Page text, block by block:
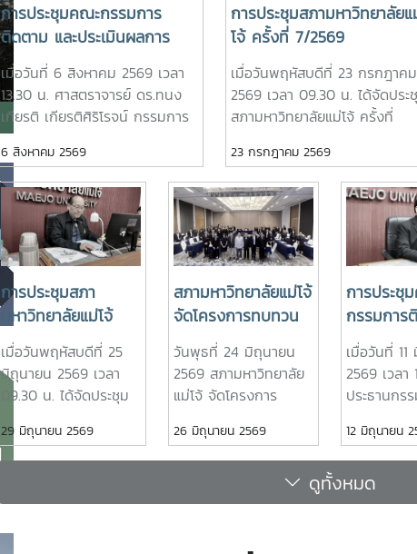
การประชุมคณะกรรมการ
ติดตาม และประเมินผลการ
ปฏิบัติหน้าที่ของหัวหน้าส่วน
งาน ประจำปีงบประมาณ พ.ศ.
2569 ครั้งที่ 3/2569
เมื่อวันที่ 6 สิงหาคม 2569 เวลา
13.30 น. ศาสตราจารย์ ดร.ทนง
เกียรติ เกียรติศิริโรจน์ กรรมการ
สภามหาวิทยาลัยผู้ทรงคุณวุฒิ ใน
ฐานะประธานกรรมการติดตามและ
ประเมินผลการปฏิบัติหน้าที่ของ
หัวหน้าส่วนงาน ประจำ
ปีงบประมาณ พ.ศ. 2569 เป็น
ประธานการประชุมคณะกรรมการ
ติดตามและประเมินผลการปฏิบัติ
หน้าที่ของหัวหน้าส่วนงาน ครั้งที่
3/2569 ณ ห้องประชุมสภา
สำนักงานมหาวิทยาลัย 2
มหาวิทยาลัยแม่โจ้ ในการประชุม
ครั้งนี้ มีคณะกรรมการเข้าร่วม
ประชุม ประกอบด้วย ผู้ช่วย
ศาสตราจารย์ ดร.สุริยจรัส เตชะ
ตันมีนสกุล รองอธิการบดี (ผู้แทน
ดร.ชนาพร ขันธบุตร รอง
ศาสตราจารย์ ว่าที่ร้อยตรี
6 สิงหาคม 2569
การประชุมสภามหาวิทยาลัย
โจ้ ครั้งที่ 7/2569
เมื่อวันพฤหัสบดีที่ 23 กรกฎาคม
2569 เวลา 09.30 น. ได้จัดประ
สภามหาวิทยาลัยแม่โจ้ ครั้งที่
ดร.เทพ พงษ์พานิช นายกสภา
มหาวิทยาลัยแม่โจ้ เป็นประธานที่
ประชุม ณ ห้องประชุมสภา
มหาวิทยาลัย ชั้น 5 อาคาร
สำนักงานมหาวิทยาลัย 2
มหาวิทยาลัยแม่โจ้ และจัดประชุม
ออนไลน์ผ่านระบบ ZOOM
MEETING
23 กรกฎาคม 2569
การประชุมสภา
มหาวิทยาลัยแม่โจ้
ครั้งที่ 6/2569
เมื่อวันพฤหัสบดีที่ 25
มิถุนายน 2569 เวลา
09.30 น. ได้จัดประชุม
ครั้งที่ 6/2569 โดยมี
รองศาสตราจารย์
นายกสภามหาวิทยาลัย
29 มิถุนายน 2569
สภามหาวิทยาลัยแม่โจ้
จัดโครงการทบทวน
งานด้านนโยบาย
(Retreat) ของสภา
มหาวิทยาลัย ประจำปี
เรื่อง “พลิกโฉม
มหาวิทยาลัยกลุ่ม 2:
การยกระดับงานวิจัยสู่
การใช้ประโยชน์เชิง
วันพุธที่ 24 มิถุนายน
2569 สภามหาวิทยาลัย
แม่โจ้ จัดโครงการ
(Retreat) ของสภา
มหาวิทยาลัย ประจำปี
พ.ศ. 2569 โดยได้รับ
เกียรติจาก รอง
พงษ์พานิช นายกสภา
26 มิถุนายน 2569
การประชุ
กรรมการ
ประเมินผ
หน้าที่ของ
งาน ประจำ
2569 ครั้ง
เมื่อวันที่
2569 เวลา
ประธานกร
การปฏิบัติห
หัวหน้าส่วน
ปีงบประมา
2569 จัดใ
12 มิถุนายน
ดูทั้งหมด